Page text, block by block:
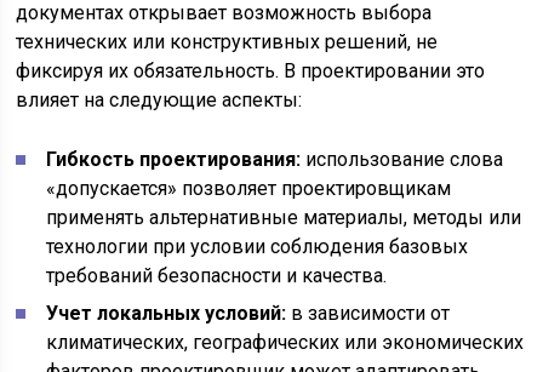
документах открывает возможность выбора
технических или конструктивных решений, не
фиксируя их обязательность. В проектировании это
влияет на следующие аспекты:
Гибкость проектирования: использование слова
«допускается» позволяет проектировщикам
применять альтернативные материалы, методы или
технологии при условии соблюдения базовых
требований безопасности и качества.
Учет локальных условий: в зависимости от
климатических, географических или экономических